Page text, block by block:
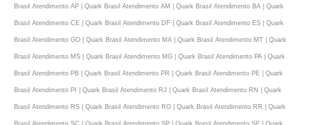
Brasil Atendimento AP | Quark Brasil Atendimento AM | Quark Brasil Atendimento BA | Quark
Brasil Atendimento CE | Quark Brasil Atendimento DF | Quark Brasil Atendimento ES | Quark
Brasil Atendimento GO | Quark Brasil Atendimento MA | Quark Brasil Atendimento MT | Quark
Brasil Atendimento MS | Quark Brasil Atendimento MG | Quark Brasil Atendimento PA | Quark
Brasil Atendimento PB | Quark Brasil Atendimento PR | Quark Brasil Atendimento PE | Quark
Brasil Atendimento PI | Quark Brasil Atendimento RJ | Quark Brasil Atendimento RN | Quark
Brasil Atendimento RS | Quark Brasil Atendimento RO | Quark Brasil Atendimento RR | Quark
Brasil Atendimento SC | Quark Brasil Atendimento SP | Quark Brasil Atendimento SE | Quark